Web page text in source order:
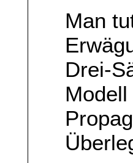
Man
Drei-